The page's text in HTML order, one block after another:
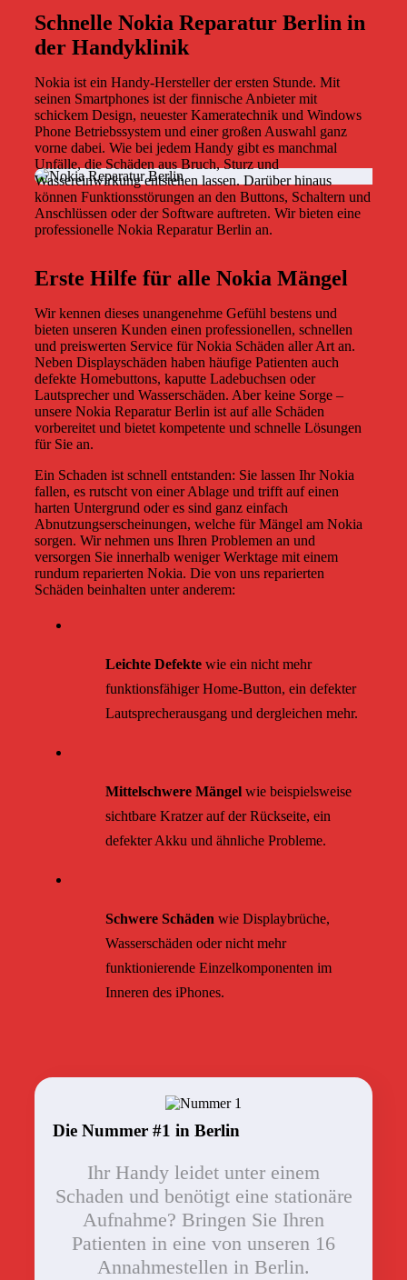
Schnelle Nokia Reparatur Berlin in
der Handyklinik
Nokia ist ein Handy-Hersteller der ersten Stunde. Mit
seinen Smartphones ist der finnische Anbieter mit
schickem Design, neuester Kameratechnik und Windows
Phone Betriebssystem und einer großen Auswahl ganz
vorne dabei. Wie bei jedem Handy gibt es manchmal
Unfälle, die Schäden aus Bruch, Sturz und
Wassereinwirkung entstehen lassen. Darüber hinaus
können Funktionsstörungen an den Buttons, Schaltern und
Anschlüssen oder der Software auftreten. Wir bieten eine
professionelle Nokia Reparatur Berlin an.
Erste Hilfe für alle Nokia Mängel
Wir kennen dieses unangenehme Gefühl bestens und
bieten unseren Kunden einen professionellen, schnellen
und preiswerten Service für Nokia Schäden aller Art an.
Neben Displayschäden haben häufige Patienten auch
defekte Homebuttons, kaputte Ladebuchsen oder
Lautsprecher und Wasserschäden. Aber keine Sorge –
unsere Nokia Reparatur Berlin ist auf alle Schäden
vorbereitet und bietet kompetente und schnelle Lösungen
für Sie an.
Ein Schaden ist schnell entstanden: Sie lassen Ihr Nokia
fallen, es rutscht von einer Ablage und trifft auf einen
harten Untergrund oder es sind ganz einfach
Abnutzungserscheinungen, welche für Mängel am Nokia
sorgen. Wir nehmen uns Ihren Problemen an und
versorgen Sie innerhalb weniger Werktage mit einem
rundum reparierten Nokia. Die von uns reparierten
Schäden beinhalten unter anderem:
Leichte Defekte wie ein nicht mehr
funktionsfähiger Home-Button, ein defekter
Lautsprecherausgang und dergleichen mehr.
Mittelschwere Mängel wie beispielsweise
sichtbare Kratzer auf der Rückseite, ein
defekter Akku und ähnliche Probleme.
Schwere Schäden wie Displaybrüche,
Wasserschäden oder nicht mehr
funktionierende Einzelkomponenten im
Inneren des iPhones.
Die Nummer #1 in Berlin
Ihr Handy leidet unter einem
Schaden und benötigt eine stationäre
Aufnahme? Bringen Sie Ihren
Patienten in eine von unseren 16
Annahmestellen in Berlin.